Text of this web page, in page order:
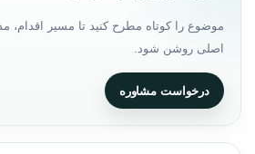
موضوع را کوتاه مطرح کنید تا مسیر اقدام،
اصلی روشن شود.
درخواست مشاوره